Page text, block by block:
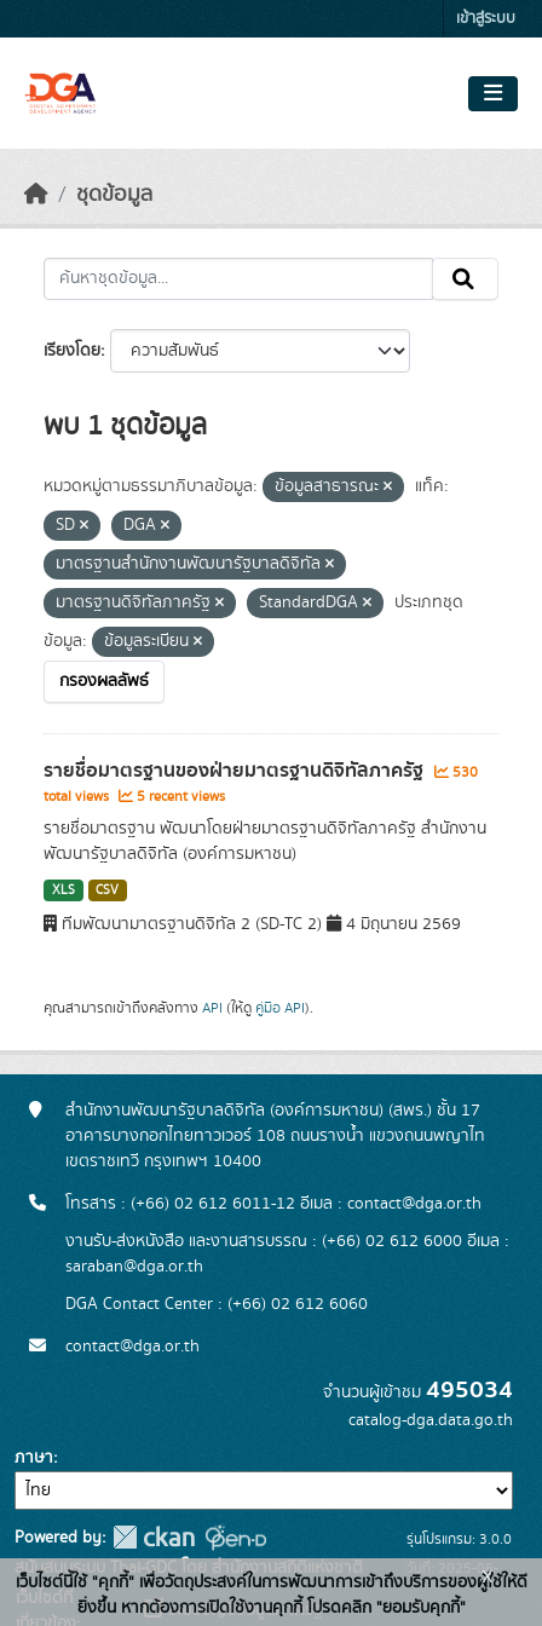
เข้าสู่ระบบ
ชุดข้อมูล
เรียงโดย
พบ 1 ชุดข้อมูล
หมวดหมู่ตามธรรมาภิบาลข้อมูล: ข้อมูลสาธารณะ
แท็ค:
SD
DGA
มาตรฐานสำนักงานพัฒนารัฐบาลดิจิทัล
มาตรฐานดิจิทัลภาครัฐ
StandardDGA
ประเภทชุด
ข้อมูล:
ข้อมูลระเบียน
กรองผลลัพธ์
รายชื่อมาตรฐานของฝ่ายมาตรฐานดิจิทัลภาครัฐ
530
total views
5 recent views
รายชื่อมาตรฐาน พัฒนาโดยฝ่ายมาตรฐานดิจิทัลภาครัฐ สำนักงาน
พัฒนารัฐบาลดิจิทัล (องค์การมหาชน)
XLS CSV
ทีมพัฒนามาตรฐานดิจิทัล 2 (SD-TC 2) 4 มิถุนายน 2569
คุณสามารถเข้าถึงคลังทาง API (ให้ดู คู่มือ API).
สำนักงานพัฒนารัฐบาลดิจิทัล (องค์การมหาชน) (สพร.) ชั้น 17
อาคารบางกอกไทยทาวเวอร์ 108 ถนนรางน้ำ แขวงถนนพญาไท
เขตราชเทวี กรุงเทพฯ 10400
โทรสาร : (+66) 02 612 6011-12 อีเมล : contact@dga.or.th
งานรับ-ส่งหนังสือ และงานสารบรรณ : (+66) 02 612 6000 อีเมล :
saraban@dga.or.th
DGA Contact Center : (+66) 02 612 6060
contact@dga.or.th
จำนวนผู้เข้าชม 495034
catalog-dga.data.go.th
ภาษา
Powered by:
สนับสนุนระบบ Thai-GDC โดย สำนักงานสถิติแห่งชาติ
เว็บไซต์ที่
ระบบบัญชีข้อมูลภาครัฐ
รุ่นโปรแกรม: 3.0.0
วันที่: 2025-06-
26
เว็บไซต์นี้ใช้ "คุกกี้" เพื่อวัตถุประสงค์ในการพัฒนาการเข้าถึงบริการของผู้ใช้ให้ดี
ยิ่งขึ้น หากต้องการเปิดใช้งานคุกกี้ โปรดคลิก "ยอมรับคุกกี้"
x